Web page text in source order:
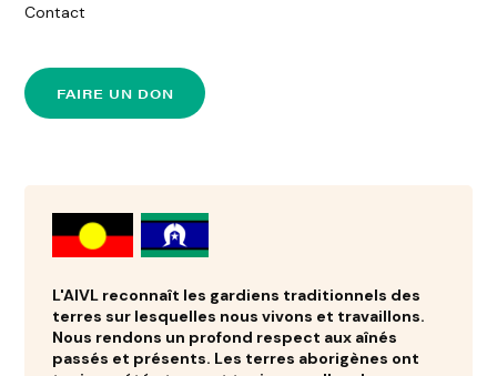
Contact
FAIRE UN DON
L'AIVL reconnaît les gardiens traditionnels des
terres sur lesquelles nous vivons et travaillons.
Nous rendons un profond respect aux aînés
passés et présents. Les terres aborigènes ont